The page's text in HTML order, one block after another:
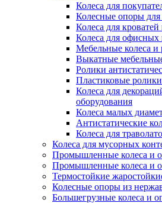
Колеса для
Колесные опоры для
Колеса для кроватей
Колеса для офисных
Мебельные колеса и
Выкатные
Ролики
Пластиковые
Колеса для
оборудования
Колеса малых
Антистатические
Колеса для
Колеса для мусорных
Промышленные колеса и
Промышленные колеса и
Термостойкие
Колесные опоры из
Большегрузные колеса и